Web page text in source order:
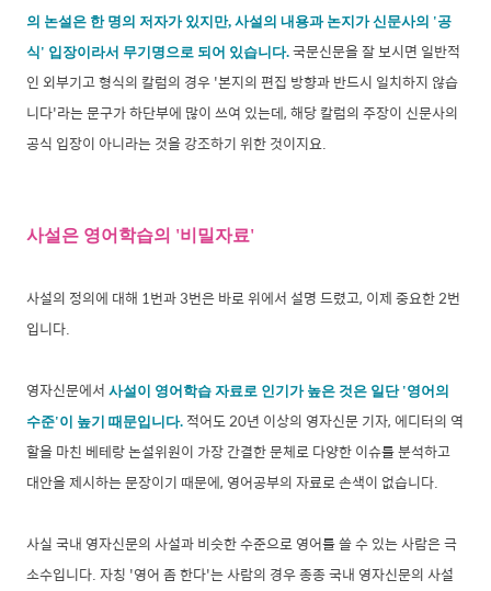
의 논설은 한 명의 저자가 있지만, 사설의 내용과 논지가 신문사의 '공
식' 입장이라서 무기명으로 되어 있습니 다. 국문신문을 잘 보시면 일반적
인 외부기고 형식의 칼럼의 경우 '본지의 편집 방향과 반드시 일치하지 않습
니다'라는 문구가 하단부에 많이 쓰여 있는데, 해당 칼럼의 주장이 신문사의
공식 입장이 아니라는 것을 강조하기 위한 것이지요.
사설은 영어학습의 '비밀자료'
사설의 정의에 대해 1번과 3번은 바로 위에서 설명 드렸고, 이제 중요한 2번
입니다.
영자신문에서 사설이 영어학습 자료로 인기가 높은 것은 일단 '영어의
수준'이 높기 때문입니다. 적어도 20년 이상의 영자신문 기자, 에디터의 역
할을 마친 베테랑 논설위원이 가장 간결한 문체로 다양한 이슈를 분석하고
대안을 제시하는 문장이기 때문에, 영어공부의 자료로 손색이 없습니다.
사실 국내 영자신문의 사설과 비슷한 수준으로 영어를 쓸 수 있는 사람은 극
소수입니다. 자칭 '영어 좀 한다'는 사람의 경우 종종 국내 영자신문의 사설